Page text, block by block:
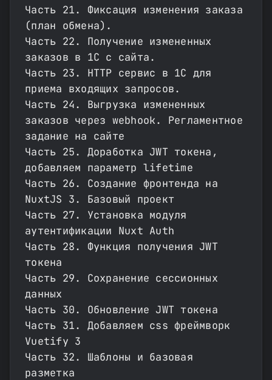
Часть 21. Фиксация изменения заказа
(план обмена).
Часть 22. Получение измененных
заказов в 1С с сайта.
Часть 23. HTTP сервис в 1С для
приема входящих запросов.
Часть 24. Выгрузка измененных
заказов через webhook. Регламентное
задание на сайте
Часть 25. Доработка JWT токена,
добавляем параметр lifetime
Часть 26. Создание фронтенда на
NuxtJS 3. Базовый проект
Часть 27. Установка модуля
аутентификации Nuxt Auth
Часть 28. Функция получения JWT
токена
Часть 29. Сохранение сессионных
данных
Часть 30. Обновление JWT токена
Часть 31. Добавляем css фреймворк
Vuetify 3
Часть 32. Шаблоны и базовая
разметка